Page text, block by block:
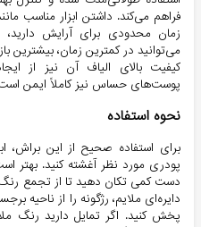
فراهم می‌کند. داشتن ابزار مناسب
زمان محدودی برای آرایش
می‌توانید در کمترین زمان، بیشترین
کیفیت بالای الیاف آن نیز از
پوست‌های حساس نیز کاملاً ایمن
نحوه استفاده
برای استفاده صحیح از این براش،
پودری مورد نظر آغشته کنید.
دست کمی تکان دهید تا از تجمع
دایره‌ای ملایم، رژگونه را از ناحیه
پخش کنید. اگر تمایل دارید رنگ